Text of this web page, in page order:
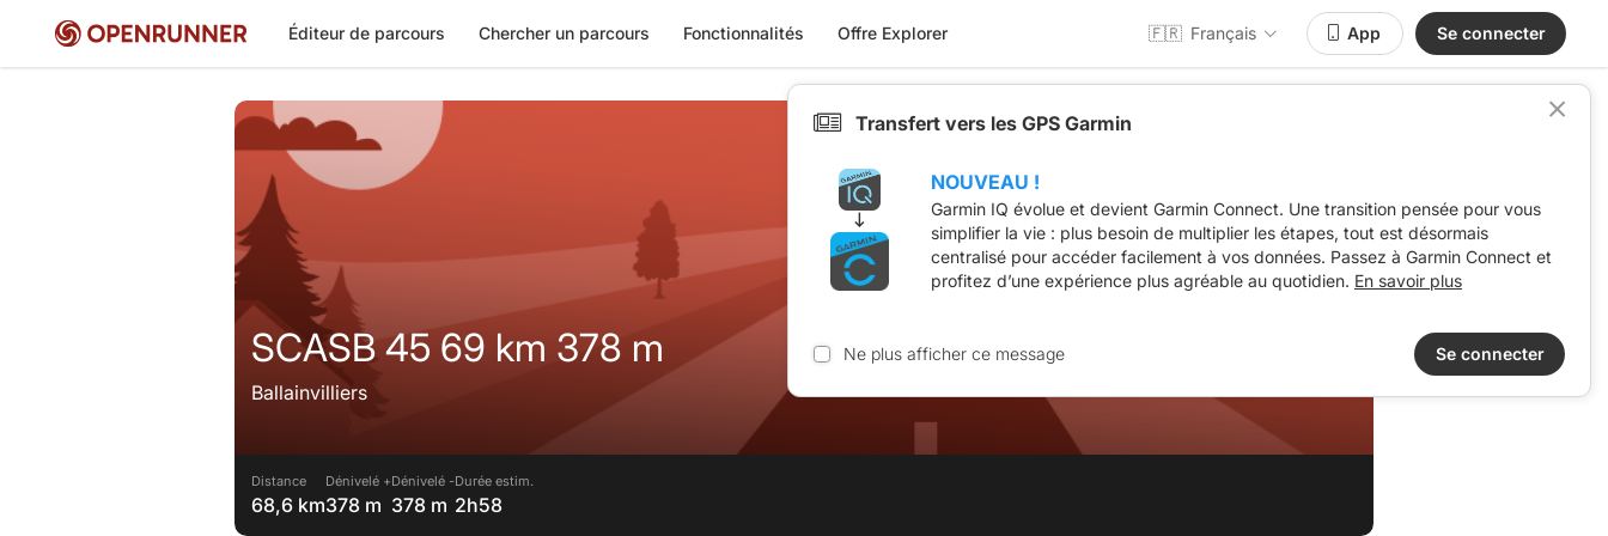
Éditeur de parcours Chercher un parcours Fonctionnalités Offre Explorer 🇫🇷 Français App Se connecter
SCASB 45 69 km 378 m
Ballainvilliers
Distance
68,6 km
Dénivelé +
378 m
Dénivelé -
378 m
Durée estim.
2h58
Transfert vers les GPS Garmin
NOUVEAU !
Garmin IQ évolue et devient Garmin Connect. Une transition pensée pour vous
simplifier la vie : plus besoin de multiplier les étapes, tout est désormais
centralisé pour accéder facilement à vos données. Passez à Garmin Connect et
profitez d’une expérience plus agréable au quotidien. En savoir plus
Ne plus afficher ce message Se connecter